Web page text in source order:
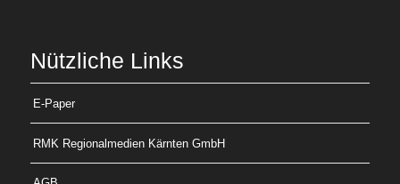
Nützliche Links
E-Paper
RMK Regionalmedien Kärnten GmbH